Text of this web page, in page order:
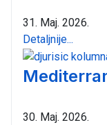
31. Maj. 2026.
Detaljnije...
30. Maj. 2026.